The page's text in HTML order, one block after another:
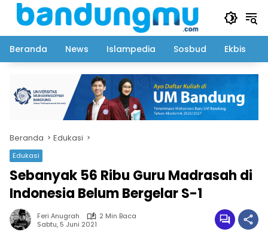
Langsung
Beranda
News Islampedia Sosbud Ekbis
Beranda Edukasi
Edukasi
Sebanyak 56 Ribu Guru Madrasah di
Indonesia Belum Bergelar S-1
Feri Anugrah
2 Min Baca
Sabtu, 5 Juni 2021